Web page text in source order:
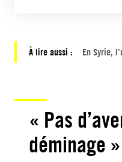
À lire aussi : En Syrie,
« Pas
déminage »